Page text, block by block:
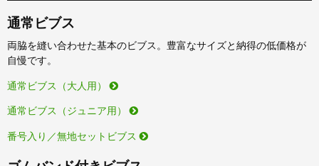
通常ビブス
両脇を縫い合わせた基本のビブス。豊富なサイズと納得の低価格が
自慢です。
通常ビブス（大人用）
通常ビブス（ジュニア用）
番号入り／無地セットビブス